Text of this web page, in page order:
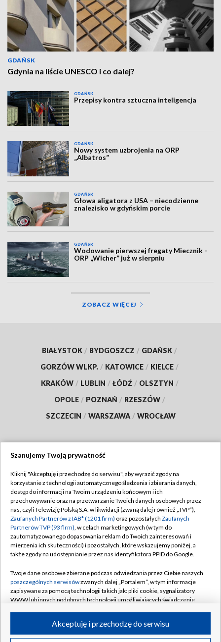
GDAŃSK
Gdynia na liście UNESCO i co dalej?
GDAŃSK
Przepisy kontra sztuczna inteligencja
GDAŃSK
Nowy system uzbrojenia na ORP
„Albatros”
GDAŃSK
Głowa aligatora z USA – niecodzienne
znalezisko w gdyńskim porcie
GDAŃSK
Wodowanie pierwszej fregaty Miecznik -
ORP „Wicher” już w sierpniu
ZOBACZ WIĘCEJ
BIAŁYSTOK / BYDGOSZCZ / GDAŃSK /
GORZÓW WLKP. / KATOWICE / KIELCE /
KRAKÓW / LUBLIN / ŁÓDŹ / OLSZTYN /
OPOLE / POZNAŃ / RZESZÓW /
SZCZECIN / WARSZAWA / WROCŁAW
TVP
Abonament TVP
Emisja w TVP
Centrum informacji TVP
Naziemna Telewizja Cyfrowa
Rada Programowa
System NOS
Informacje o nadawcy
Program dla prasy
Regulamin TVP
Polityka prywatności
Moje zgody
Pomoc
Kontakt
Kanały
©2026 Telewizja Polska S.A. w likwidacji
Szanujemy Twoją prywatność
Kliknij "Akceptuję i przechodzę do serwisu", aby wyrazić zgody na
korzystanie z technologii automatycznego śledzenia i zbierania danych,
dostęp do informacji na Twoim urządzeniu końcowym i ich
przechowywanie oraz na przetwarzanie Twoich danych osobowych przez
nas, czyli Telewizję Polską S.A. w likwidacji (zwaną dalej również „TVP”),
Zaufanych Partnerów z IAB* (1201 firm) oraz pozostałych Zaufanych
Partnerów TVP (93 firm), w celach marketingowych (w tym do
zautomatyzowanego dopasowania reklam do Twoich zainteresowań i
mierzenia ich skuteczności) i pozostałych, które wskazujemy poniżej, a
także zgody na udostępnianie przez nas identyfikatora PPID do Google.
Twoje dane osobowe zbierane podczas odwiedzania przez Ciebie naszych
poszczególnych serwisówzwanych dalej „Portalem”, w tym informacje
zapisywane za pomocą technologii takich jak: pliki cookie, sygnalizatory
WWW lub innych podobnych technologii umożliwiających świadczenie
ruchu w Internecie.Akceptuję i przechodzę do serwisu